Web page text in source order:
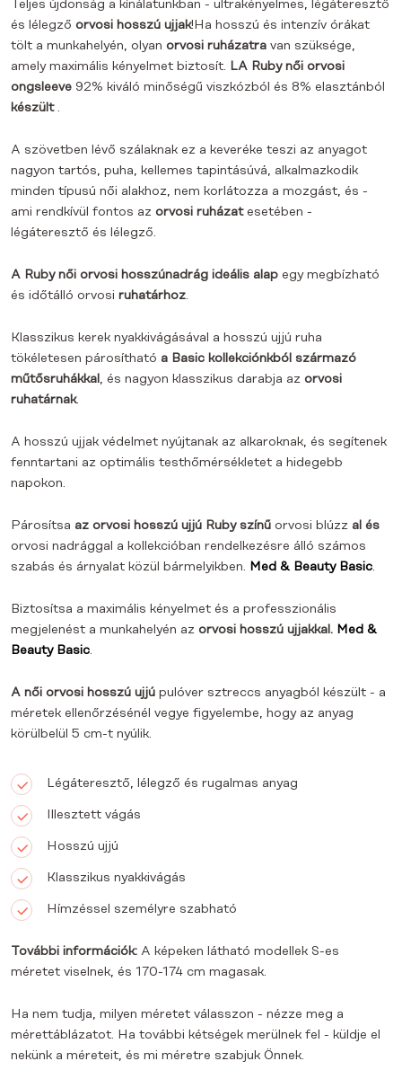
Teljes újdonság a kínálatunkban - ultrakényelmes, légáteresztő
és lélegző orvosi hosszú ujjak! Ha hosszú és intenzív órákat
tölt a munkahelyén, olyan orvosi ruházatra van szüksége,
amely maximális kényelmet biztosít. LA Ruby női orvosi
ongsleeve 92% kiváló minőségű viszkózból és 8% elasztánból
készült.
A szövetben lévő szálaknak ez a keveréke teszi az anyagot
nagyon tartós, puha, kellemes tapintásúvá, alkalmazkodik
minden típusú női alakhoz, nem korlátozza a mozgást, és -
ami rendkívül fontos az orvosi ruházatesetében -
légáteresztő és lélegző.
A Ruby női orvosi hosszúnadrág ideális alap egy megbízható
és időtálló orvosi ruhatárhoz.
Klasszikus kerek nyakkivágásával a hosszú ujjú ruha
tökéletesen párosítható a Basic kollekciónkból származó
műtősruhákkal , és nagyon klasszikus darabja az orvosi
ruhatárnak.
A hosszú ujjak védelmet nyújtanak az alkaroknak, és segítenek
fenntartani az optimális testhőmérsékletet a hidegebb
napokon.
Párosítsa az orvosi hosszú ujjú Ruby színű orvosi blúzz al és
orvosi nadrággal a kollekcióban rendelkezésre álló számos
szabás és árnyalat közül bármelyikben. Med & Beauty Basic.
Biztosítsa a maximális kényelmet és a professzionális
megjelenést a munkahelyén az orvosi hosszú ujjakkal. Med &
Beauty Basic.
A női orvosi hosszú ujjú pulóver sztreccs anyagból készült - a
méretek ellenőrzésénél vegye figyelembe, hogy az anyag
körülbelül 5 cm-t nyúlik.
Légáteresztő, lélegző és rugalmas anyag
Illesztett vágás
Hosszú ujjú
Klasszikus nyakkivágás
Hímzéssel személyre szabható
További információk: A képeken látható modellek S-es
méretet viselnek, és 170-174 cm magasak.
Ha nem tudja, milyen méretet válasszon - nézze meg a
mérettáblázatot. Ha további kétségek merülnek fel - küldje el
nekünk a méreteit, és mi méretre szabjuk Önnek.